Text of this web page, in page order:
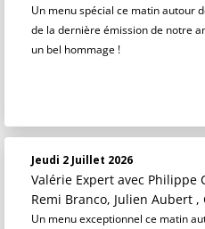
Un menu spécial ce matin autour
de la dernière émission de notre
un bel hommage !
Jeudi 2 Juillet 2026
Valérie Expert avec Philippe
Remi Branco, Julien Aubert ,
Un menu exceptionnel ce matin